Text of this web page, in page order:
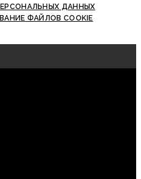
ДАННЫХ
ФАЙЛОВ COOKIE